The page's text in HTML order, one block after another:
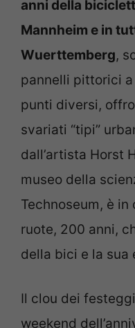
anni della
Mannheim e in
Wuerttemberg,
pannelli pittorici
punti diversi,
svariati “tipi”
dall’artista Horst
museo della
Technoseum, è
ruote, 200 anni,
della bici e la sua
Il clou dei
weekend